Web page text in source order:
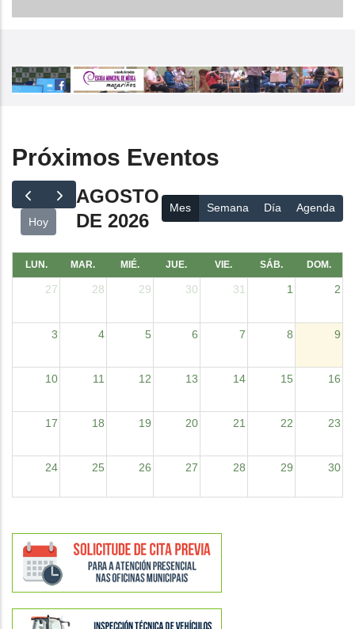
Próximos Eventos
Hoy
AGOSTO
DE 2026
Mes Semana Día Agenda
LUN. MAR. MIÉ. JUE. VIE. SÁB. DOM.
27 28 29 30 31 1 2
3 4 5 6 7 8 9
10 11 12 13 14 15 16
17 18 19 20 21 22 23
24 25 26 27 28 29 30